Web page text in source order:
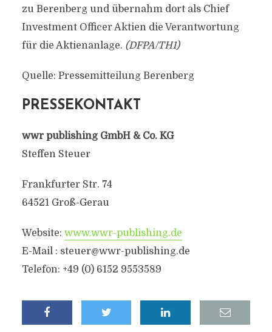
zu Berenberg und übernahm dort als Chief
Investment Officer Aktien die Verantwortung
für die Aktienanlage. (DFPA/TH1)
Quelle: Pressemitteilung Berenberg
PRESSEKONTAKT
wwr publishing GmbH & Co. KG
Steffen Steuer
Frankfurter Str. 74
64521 Groß-Gerau
Website: www.wwr-publishing.de
E-Mail : steuer@wwr-publishing.de
Telefon: +49 (0) 6152 9553589